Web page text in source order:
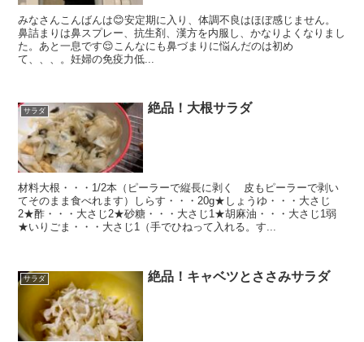
みなさんこんばんは😊安定期に入り、体調不良はほぼ感じません。
鼻詰まりは鼻スプレー、抗生剤、漢方を内服し、かなりよくなりまし
た。あと一息です😌こんなにも鼻づまりに悩んだのは初め
て、、、。妊婦の免疫力低...
サラダ 絶品！大根サラダ
材料大根・・・1/2本（ピーラーで縦長に剥く 皮もピーラーで剥い
てそのまま食べれます）しらす・・・20g★しょうゆ・・・大さじ
2★酢・・・大さじ2★砂糖・・・大さじ1★胡麻油・・・大さじ1弱
★いりごま・・・大さじ1（手でひねって入れる。す...
サラダ 絶品！キャベツとささみサラダ